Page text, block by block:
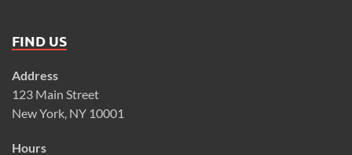
FIND US
Address
123 Main Street
New York, NY 10001
Hours